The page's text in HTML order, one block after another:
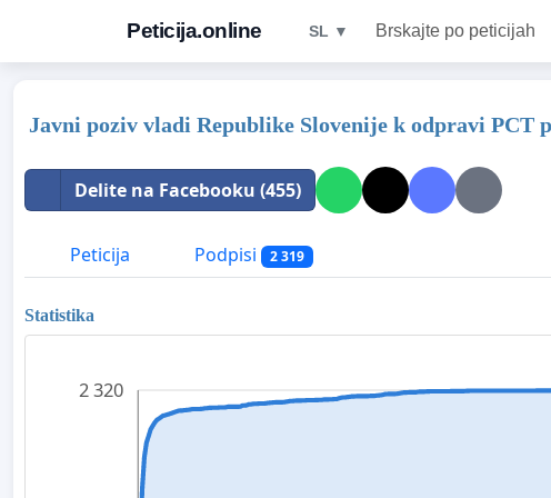
Peticija.online SL ▼ Brskajte po peticijah
Javni poziv vladi Republike Slovenije k odpravi PCT
Delite na Facebooku (455)
Peticija Podpisi 2 319
Statistika
2 320